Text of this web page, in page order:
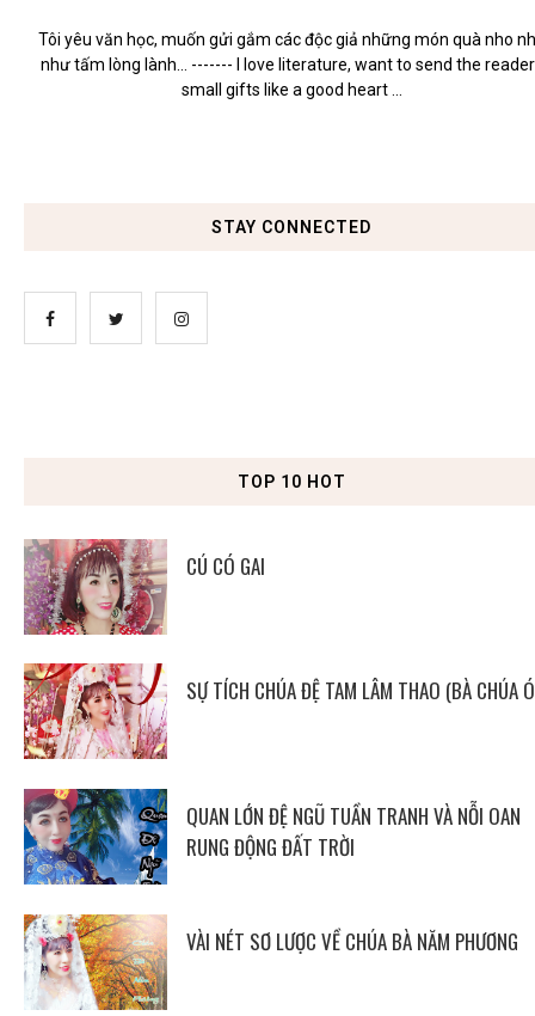
Tôi yêu văn học, muốn gửi gắm các độc giả những món quà nho
như tấm lòng lành... ------- I love literature, want to send the
small gifts like a good heart ...
STAY CONNECTED
TOP 10 HOT
CÚ CÓ GAI
SỰ TÍCH CHÚA ĐỆ TAM LÂM THAO (BÀ CHÚA
QUAN LỚN ĐỆ NGŨ TUẦN TRANH VÀ NỖI OAN
RUNG ĐỘNG ĐẤT TRỜI
VÀI NÉT SƠ LƯỢC VỀ CHÚA BÀ NĂM PHƯƠNG